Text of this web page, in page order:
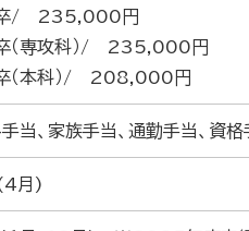
卒/ 235,000円
卒（専攻科）/ 235,000円
卒（本科）/ 208,000円
当、家族手当、通勤手当、
月)